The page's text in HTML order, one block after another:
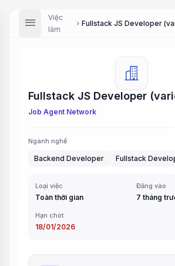
menu
Việc
làm
chevron_right
Job Agent Network
Ngành nghề
Backend Developer Fullstack
Loại việc
Toàn thời gian
Đăng vào
7 tháng
Hạn chót
18/01/2026